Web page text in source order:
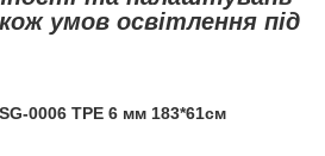
умов освітлення під
0006 TPE 6 мм 183*61см